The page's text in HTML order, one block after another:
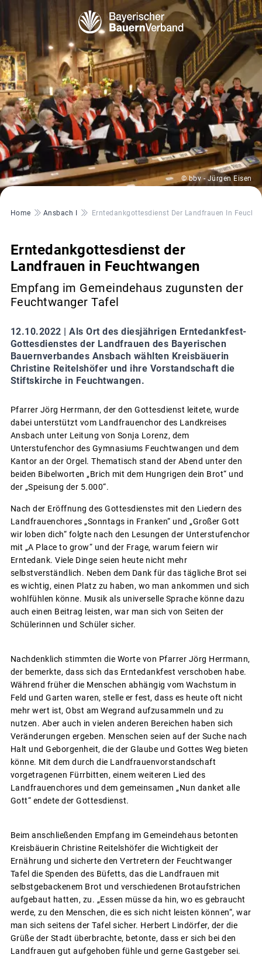
© bbv - Jürgen Eisen
Pfadnavigation
Home Ansbach I Erntedankgottesdienst Der Landfrauen In
Erntedankgottesdienst der
Landfrauen in Feuchtwangen
Empfang im Gemeindehaus zugunsten der
Feuchtwanger Tafel
12.10.2022 | Als Ort des diesjährigen Erntedankfest-
Gottesdienstes der Landfrauen des Bayerischen
Bauernverbandes Ansbach wählten Kreisbäuerin
Christine Reitelshöfer und ihre Vorstandschaft die
Stiftskirche in Feuchtwangen.
Pfarrer Jörg Herrmann, der den Gottesdienst leitete, wurde
dabei unterstützt vom Landfrauenchor des Landkreises
Ansbach unter Leitung von Sonja Lorenz, dem
Unterstufenchor des Gymnasiums Feuchtwangen und dem
Kantor an der Orgel. Thematisch stand der Abend unter den
beiden Bibelworten „Brich mit dem Hungrigen dein Brot“ und
der „Speisung der 5.000“.
Nach der Eröffnung des Gottesdienstes mit den Liedern des
Landfrauenchores „Sonntags in Franken“ und „Großer Gott
wir loben dich“ folgte nach den Lesungen der Unterstufenchor
mit „A Place to grow“ und der Frage, warum feiern wir
Erntedank. Viele Dinge seien heute nicht mehr
selbstverständlich. Neben dem Dank für das tägliche Brot sei
es wichtig, einen Platz zu haben, wo man ankommen und sich
wohlfühlen könne. Musik als universelle Sprache könne dazu
auch einen Beitrag leisten, war man sich von Seiten der
Schülerinnen und Schüler sicher.
Nachdenklich stimmten die Worte von Pfarrer Jörg Herrmann,
der bemerkte, dass sich das Erntedankfest verschoben habe.
Während früher die Menschen abhängig vom Wachstum in
Feld und Garten waren, stelle er fest, dass es heute oft nicht
mehr wert ist, Obst am Wegrand aufzusammeln und zu
nutzen. Aber auch in vielen anderen Bereichen haben sich
Veränderungen ergeben. Menschen seien auf der Suche nach
Halt und Geborgenheit, die der Glaube und Gottes Weg bieten
könne. Mit dem durch die Landfrauenvorstandschaft
vorgetragenen Fürrbitten, einem weiteren Lied des
Landfrauenchores und dem gemeinsamen „Nun danket alle
Gott“ endete der Gottesdienst.
Beim anschließenden Empfang im Gemeindehaus betonten
Kreisbäuerin Christine Reitelshöfer die Wichtigkeit der
Ernährung und sicherte den Vertretern der Feuchtwanger
Tafel die Spenden des Büfetts, das die Landfrauen mit
selbstgebackenem Brot und verschiedenen Brotaufstrichen
aufgebaut hatten, zu. „Essen müsse da hin, wo es gebraucht
werde, zu den Menschen, die es sich nicht leisten können“, war
man sich seitens der Tafel sicher. Herbert Lindörfer, der die
Grüße der Stadt überbrachte, betonte, dass er sich bei den
Landfrauen gut aufgehoben fühle und gerne Gastgeber sei.